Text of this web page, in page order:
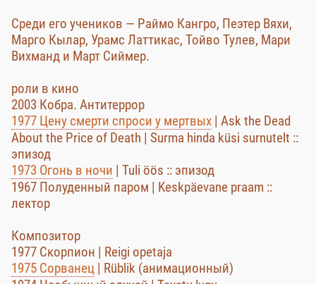
Среди его учеников — Раймо Кангро, Пеэтер Вяхи,
Марго Кылар, Урамс Латтикас, Тойво Тулев, Мари
Вихманд и Март Сиймер.
роли в кино
2003 Кобра. Антитеррор
1977 Цену смерти спроси у мертвых | Ask the Dead
About the Price of Death | Surma hinda küsi surnutelt ::
эпизод
1973 Огонь в ночи | Tuli öös :: эпизод
1967 Полуденный паром | Keskpäevane praam ::
лектор
Композитор
1977 Скорпион | Reigi opetaja
1975 Сорванец | Rüblik (анимационный)